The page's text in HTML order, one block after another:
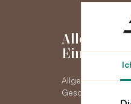
Alles über
Einkauf
Allgemeine